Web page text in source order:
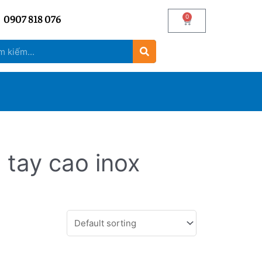
0907 818 076 0
cao inox